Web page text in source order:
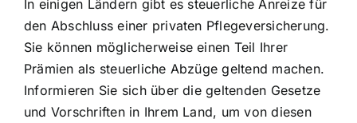
In einigen Ländern gibt es steuerliche Anreize für
den Abschluss einer privaten Pflegeversicherung.
Sie können möglicherweise einen Teil Ihrer
Prämien als steuerliche Abzüge geltend machen.
Informieren Sie sich über die geltenden Gesetze
und Vorschriften in Ihrem Land, um von diesen